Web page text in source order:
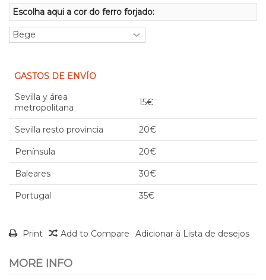
Escolha aqui a cor do ferro forjado:
GASTOS DE ENVÍO
Sevilla y área
metropolitana
15€
Sevilla resto provincia 20€
Península 20€
Baleares 30€
Portugal 35€
Print Add to Compare Adicionar à Lista de desejos
MORE INFO